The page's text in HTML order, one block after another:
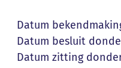
Datum
Datum besluit
Datum zitting